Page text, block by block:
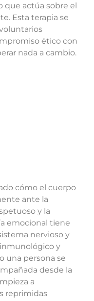
que actúa sobre el
Esta terapia se
ético con
nada a cambio.
cómo el cuerpo
ante la
y la
emocional tiene
nervioso y
y
una persona se
desde la
a
reprimidas